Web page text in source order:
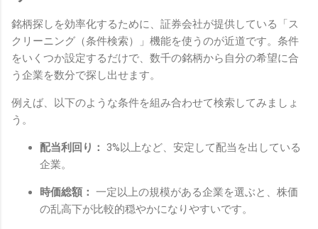
銘柄探しを効率化するために、証券会社が提供している「ス
クリーニング（条件検索）」機能を使うのが近道です。条件
をいくつか設定するだけで、数千の銘柄から自分の希望に合
う企業を数分で探し出せます。
例えば、以下のような条件を組み合わせて検索してみましょ
う。
配当利回り： 3%以上など、安定して配当を出している
企業。
時価総額： 一定以上の規模がある企業を選ぶと、株価
の乱高下が比較的穏やかになりやすいです。